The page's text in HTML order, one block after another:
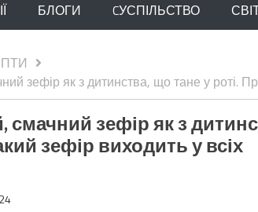
БЛОГИ CУСПІЛЬСТВО
зефір як з дитинства, що тане у роті.
зефір як з
зефір виходить у всіх